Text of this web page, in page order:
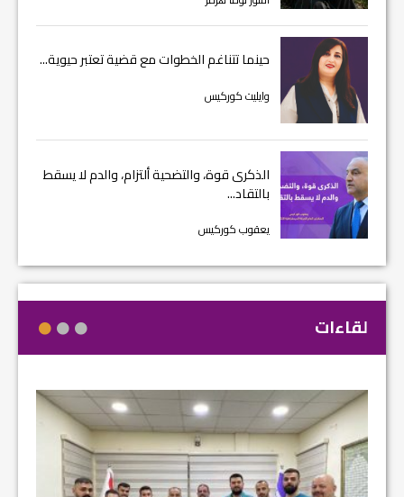
حينما تتناغم الخطوات مع قضية تعتبر حيوية...
وايليت كوركيس
الذكرى قوة، والتضحية ألتزام، والدم لا يسقط
بالتقاد...
يعقوب كوركيس
لقاءات